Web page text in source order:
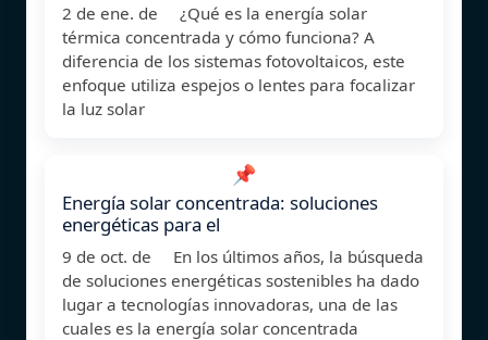
2 de ene. de ¿Qué es la energía solar
térmica concentrada y cómo funciona? A
diferencia de los sistemas fotovoltaicos, este
enfoque utiliza espejos o lentes para focalizar
la luz solar
📌
Energía solar concentrada: soluciones
energéticas para el
9 de oct. de En los últimos años, la búsqueda
de soluciones energéticas sostenibles ha dado
lugar a tecnologías innovadoras, una de las
cuales es la energía solar concentrada